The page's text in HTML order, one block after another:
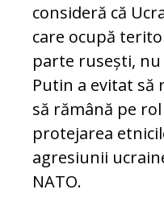
consideră că
care ocupă
parte rusești, nu
Putin a evitat să
să rămână pe
protejarea
agresiunii
NATO.